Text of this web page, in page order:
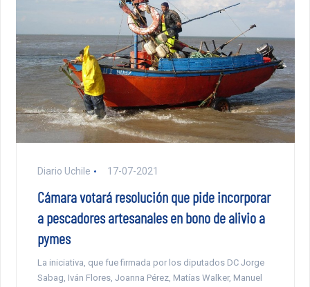
Diario Uchile 17-07-2021
Cámara votará resolución que pide incorporar
a pescadores artesanales en bono de alivio a
pymes
La iniciativa, que fue firmada por los diputados DC Jorge
Sabag, Iván Flores, Joanna Pérez, Matías Walker, Manuel